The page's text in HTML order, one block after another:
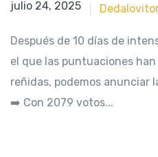
septiembre 29, 2023
julio 24, 2025
Después de 10 días de
el que las puntuaciones
reñidas, podemos anunciar
➡️ Con 2079 votos...